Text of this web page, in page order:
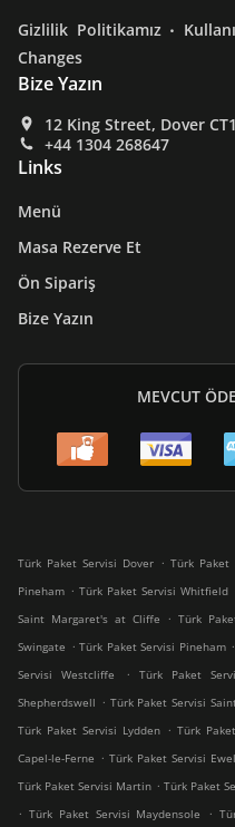
Gizlilik Politikamız .
Changes
Bize Yazın
12 King Street, Dover
+44 1304 268647
Links
Menü
Masa Rezerve Et
Ön Sipariş
Bize Yazın
MEVCUT
Türk Paket Servisi Dover . Türk Paket
Pineham . Türk Paket Servisi Whitfield
Saint Margaret's at Cliffe
. Türk
Swingate . Türk Paket Servisi Pineham .
Servisi Westcliffe
. Türk Paket
Shepherdswell . Türk Paket Servisi
Türk Paket Servisi Lydden . Türk
Capel-le-Ferne . Türk Paket Servisi
Türk Paket Servisi Martin . Türk Paket
. Türk Paket Servisi Maydensole .